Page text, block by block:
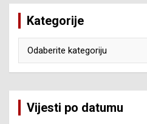
Kategorije
Vijesti po datumu